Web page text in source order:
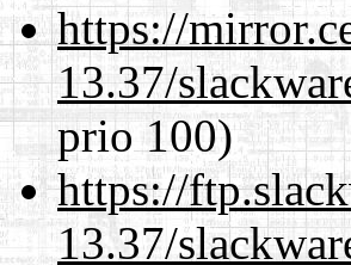
https://
13.37/
prio 100)
https://
13.37/